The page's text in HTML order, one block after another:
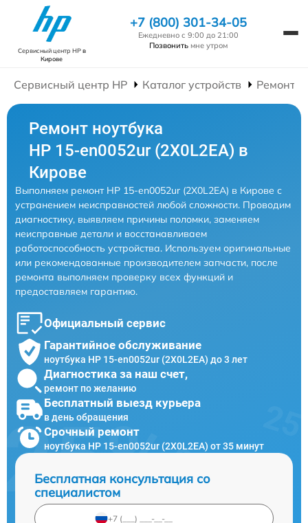
Сервисный центр HPв
Кирове
+7 (800) 301-34-05
Ежедневно с 9:00 до 21:00
Позвонить мне утром
Сервисный центр HP Каталог устройств Ремонт
Ремонт ноутбука
HP 15-en0052ur (2X0L2EA) в
Кирове
Выполняем ремонт HP 15-en0052ur (2X0L2EA) в Кирове с
устранением неисправностей любой сложности. Проводим
диагностику, выявляем причины поломки, заменяем
неисправные детали и восстанавливаем
работоспособность устройства. Используем оригинальные
или рекомендованные производителем запчасти, после
ремонта выполняем проверку всех функций и
предоставляем гарантию.
Официальный сервис
Гарантийное обслуживание
ноутбука HP 15-en0052ur (2X0L2EA) до 3 лет
Диагностика за наш счет,
ремонт по желанию
Бесплатный выезд курьера
в день обращения
Срочный ремонт
ноутбука HP 15-en0052ur (2X0L2EA) от 35 минут
Бесплатная консультация со
специалистом